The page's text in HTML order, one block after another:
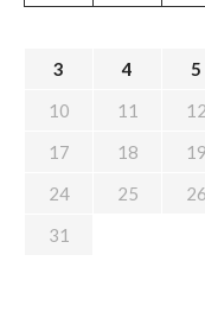
3
4 5
10
11 12
17
18 19
24
25 26
31